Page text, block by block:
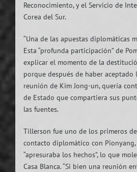
Reconocimiento, y el Servicio de
Corea del Sur.
“Una de las apuestas diplomáticas
Esta “profunda participación” de
explicar el momento de la
porque después de haber aceptado
reunión de Kim Jong-un, quería
de Estado que compartiera sus
las fuentes.
Tillerson fue uno de los primeros
contacto diplomático con
“apresuraba los hechos”, lo que
Casa Blanca. “Si bien una reunión